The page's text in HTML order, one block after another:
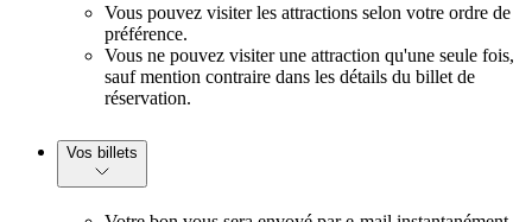
Vous pouvez visiter les attractions selon votre ordre de
préférence.
Vous ne pouvez visiter une attraction qu'une seule fois,
sauf mention contraire dans les détails du billet de
réservation.
Vos billets